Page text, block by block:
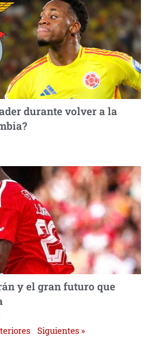
durante volver a la
y el gran futuro que
Siguientes »